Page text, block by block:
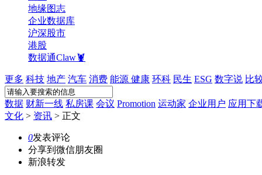
地缘图志
企业数据库
沪深股市
港股
数据通Claw🦞
更多 科技 地产 汽车 消费 能源 健康 环科 民生 ESG 数字说 比
数据 财新一线 私房课 会议 Promotion 运动家 企业用户 应用下
文化 > 资讯 > 正文
0发表评论
分享到微信朋友圈
新浪转发